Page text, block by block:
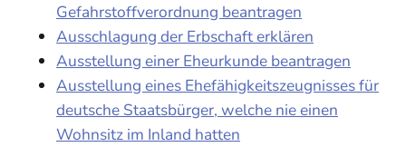
Gefahrstoffverordnung beantragen
Ausschlagung der Erbschaft erklären
Ausstellung einer Eheurkunde beantragen
Ausstellung eines Ehefähigkeitszeugnisses für
deutsche Staatsbürger, welche nie einen
Wohnsitz im Inland hatten